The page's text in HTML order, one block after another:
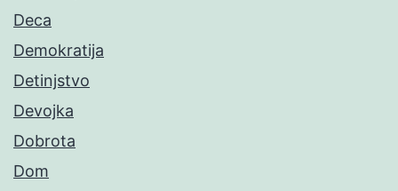
Deca
Demokratija
Detinjstvo
Devojka
Dobrota
Dom